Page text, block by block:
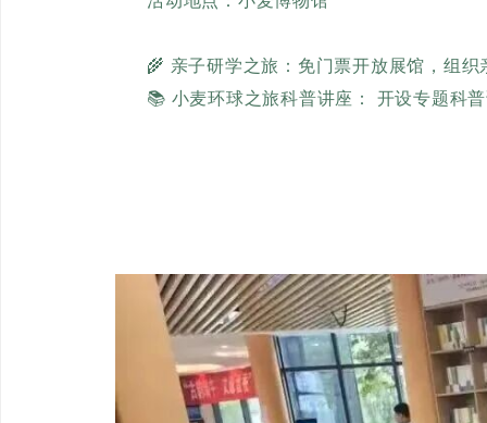
🌾 亲子研学之旅：免门票开放展馆，组
📚 小麦环球之旅科普讲座： 开设专题科